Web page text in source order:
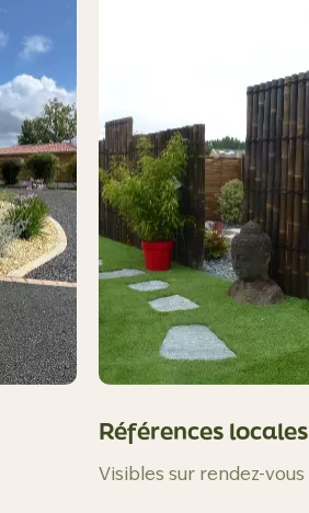
Références locales
Visibles sur rendez-vous